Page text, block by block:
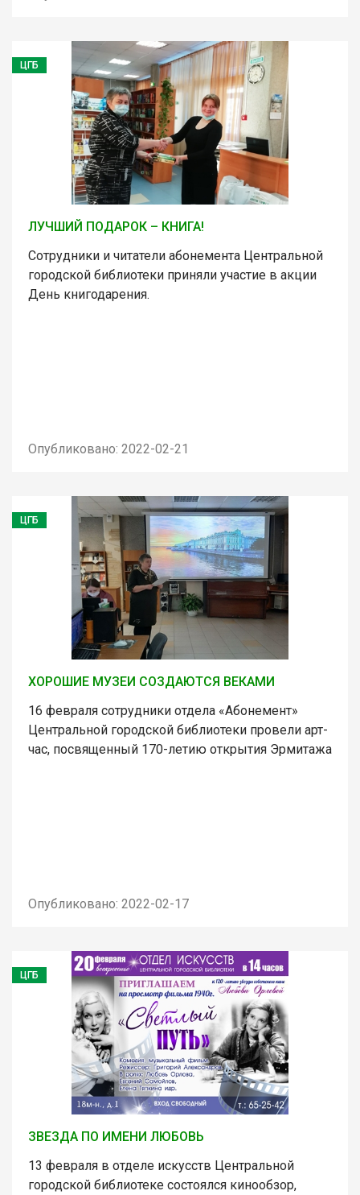
ЦГБ
ЛУЧШИЙ ПОДАРОК – КНИГА!
Сотрудники и читатели абонемента Центральной
городской библиотеки приняли участие в акции
День книгодарения.
Опубликовано: 2022-02-21
ЦГБ
ХОРОШИЕ МУЗЕИ СОЗДАЮТСЯ ВЕКАМИ
16 февраля сотрудники отдела «Абонемент»
Центральной городской библиотеки провели арт-
час, посвященный 170-летию открытия Эрмитажа
Опубликовано: 2022-02-17
ЦГБ
ЗВЕЗДА ПО ИМЕНИ ЛЮБОВЬ
13 февраля в отделе искусств Центральной
городской библиотеке состоялся кинообзор,